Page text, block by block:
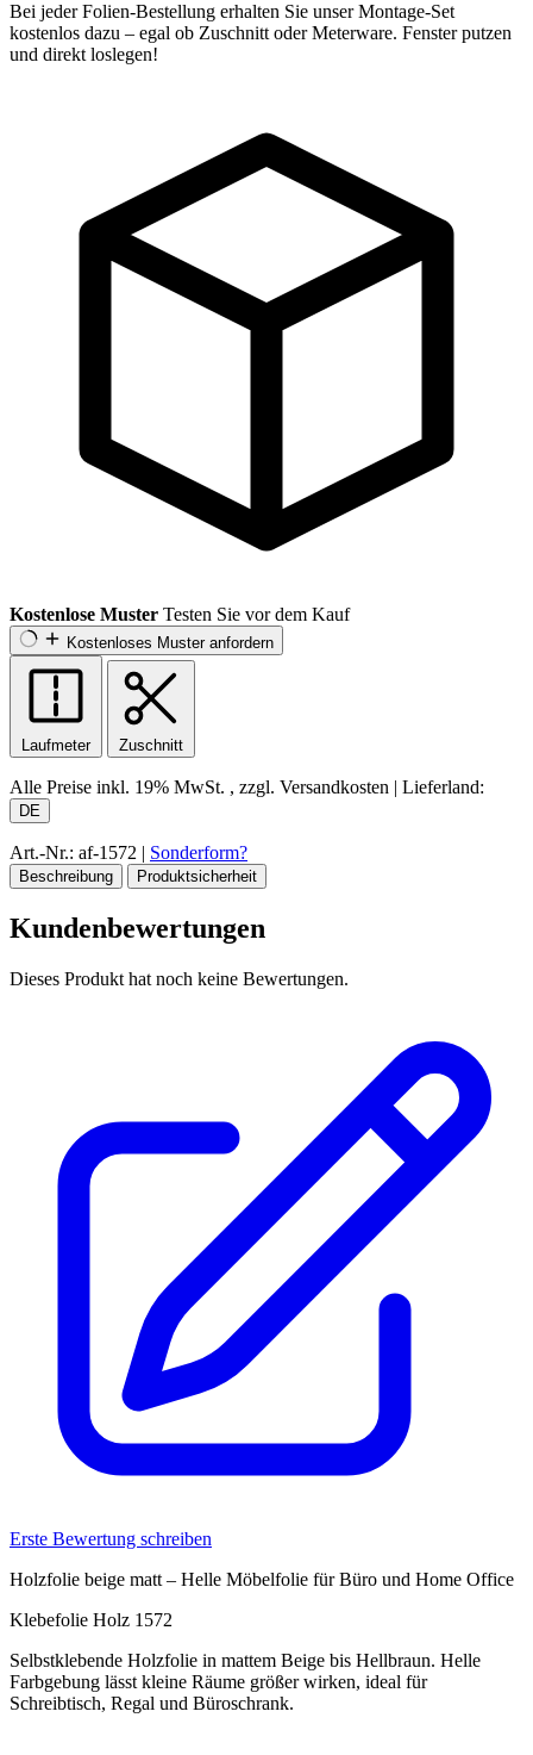
Bei jeder Folien-Bestellung erhalten Sie unser Montage-Set
kostenlos dazu – egal ob Zuschnitt oder Meterware. Fenster putzen
und direkt loslegen!
Kostenlose Muster Testen Sie vor dem Kauf
Kostenloses Muster anfordern
Laufmeter Zuschnitt
Alle Preise inkl. 19% MwSt. , zzgl. Versandkosten | Lieferland:
DE
Art.-Nr.: af-1572 | Sonderform?
Beschreibung Produktsicherheit
Kundenbewertungen
Dieses Produkt hat noch keine Bewertungen.
Erste Bewertung schreiben
Holzfolie beige matt – Helle Möbelfolie für Büro und Home Office
Klebefolie Holz 1572
Selbstklebende Holzfolie in mattem Beige bis Hellbraun. Helle
Farbgebung lässt kleine Räume größer wirken, ideal für
Schreibtisch, Regal und Büroschrank.